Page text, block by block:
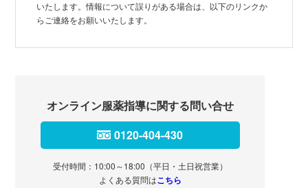
いたします。情報について誤りがある場合は、以下のリンクか
らご連絡をお願いいたします。
オンライン服薬指導に関する問い合せ
0120-404-430
受付時間：10:00～18:00（平日・土日祝営業）
よくある質問はこちら